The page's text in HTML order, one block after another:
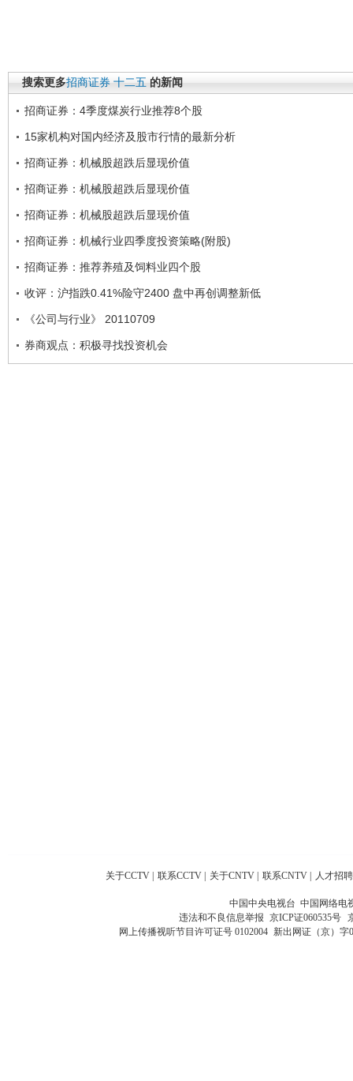
搜索更多招商证券 十二五 的新闻
招商证券：4季度煤炭行业推荐8个股
15家机构对国内经济及股市行情的最新分析
招商证券：机械股超跌后显现价值
招商证券：机械股超跌后显现价值
招商证券：机械股超跌后显现价值
招商证券：机械行业四季度投资策略(附股)
招商证券：推荐养殖及饲料业四个股
收评：沪指跌0.41%险守2400 盘中再创调整新低
《公司与行业》 20110709
券商观点：积极寻找投资机会
关于CCTV 联系CCTV 关于CNTV 联系CNTV 人才招聘
中国中央电视台 中国网络电
违法和不良信息举报 京ICP证060535号
网上传播视听节目许可证号 0102004 新出网证（京）